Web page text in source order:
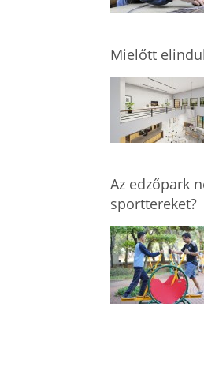
Mielőtt
Az edzőpark
sporttereket?